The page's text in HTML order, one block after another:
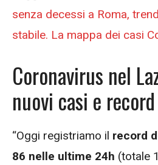
senza decessi a Roma,
stabile. La mappa dei casi
Coronavirus nel
nuovi casi e
“Oggi registriamo il record
86 nelle ultime 24h (totale